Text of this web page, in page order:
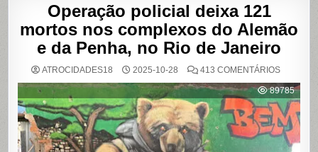
Operação policial deixa 121
mortos nos complexos do Alemão
e da Penha, no Rio de Janeiro
ATROCIDADES18 2025-10-28 413 COMENTÁRIOSEM
POLICIAL
DEIXA
121
MORTOS
NOS
DO
ALEMÃO
89785